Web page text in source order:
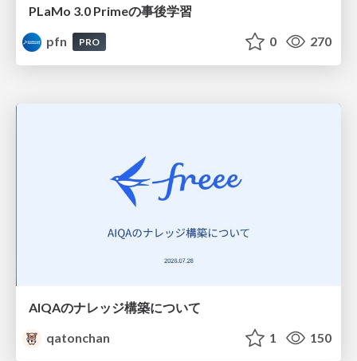
PLaMo 3.0 Primeの事後学習
pfn
PRO 0 270
AIQAのナレッジ構築について
qatonchan
1 150